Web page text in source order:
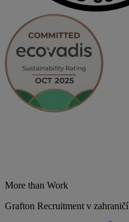
More than Work
Grafton Recruitment v zahraničí